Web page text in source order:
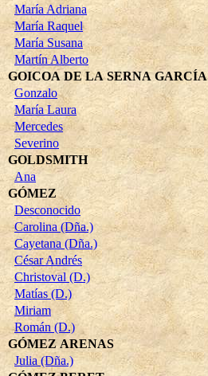
María Adriana
María Raquel
María Susana
Martín Alberto
GOICOA DE LA SERNA GARCÍA
Gonzalo
María Laura
Mercedes
Severino
GOLDSMITH
Ana
GÓMEZ
Desconocido
Carolina (Dña.)
Cayetana (Dña.)
César Andrés
Christoval (D.)
Matías (D.)
Miriam
Román (D.)
GÓMEZ ARENAS
Julia (Dña.)